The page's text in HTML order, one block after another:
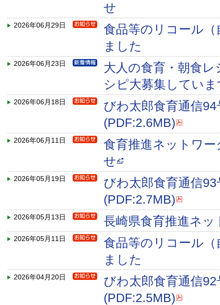
せ
2026年06月29日
食品等のリコール
ました
2026年06月23日
大人の食育・朝食
シピ大募集してい
2026年06月18日
びわ太郎食育通信
(PDF:2.6MB)
2026年06月11日
食育推進ネットワ
せ
2026年05月19日
びわ太郎食育通信
(PDF:2.7MB)
2026年05月13日 長崎県食育推進ネ
2026年05月11日
食品等のリコール
ました
2026年04月20日
びわ太郎食育通信
(PDF:2.5MB)